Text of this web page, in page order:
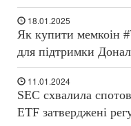
18.01.2025
Як купити мемкоін
для підтримки
11.01.2024
SEC схвалила
ETF затверджені